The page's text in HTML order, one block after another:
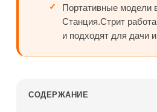
Портативные модели
Станция.Стрит
и подходят для дачи и
СОДЕРЖАНИЕ